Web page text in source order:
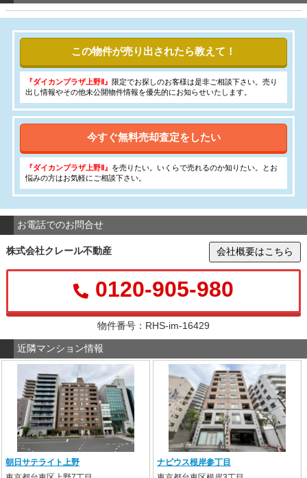
この物件が売り出されたら教えて！
『ダイカンプラザ上野Ⅱ』 限定でお探しのお客様は是非ご相談下さい。売り
出し情報やその他未公開物件情報を優先的にお知らせいたします。
今すぐ無料売却査定をしたい
『ダイカンプラザ上野Ⅱ』 を売りたい。いくらで売れるのか知りたい。とお
悩みの方はお気軽にご相談下さい。
お電話でのお問合せ
株式会社クレール不動産 会社概要はこちら
0120-905-980
物件番号：RHS-im-16429
近隣マンション情報
朝日サテライト上野
ナビウス根岸参丁目